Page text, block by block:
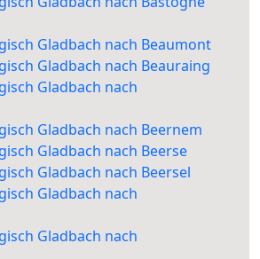
Gladbach nach Beaumont
Gladbach nach Beauraing
Gladbach nach
Gladbach nach Beernem
Gladbach nach Beerse
Gladbach nach Beersel
Gladbach nach
Gladbach nach